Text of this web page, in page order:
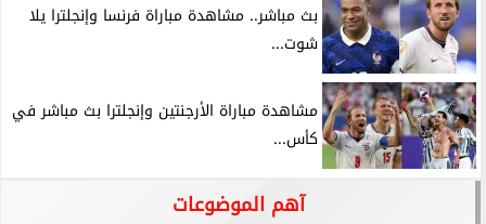
بث مباشر.. مشاهدة مباراة فرنسا وإنجلترا يلا
شوت...
مشاهدة مباراة الأرجنتين وإنجلترا بث مباشر في
كأس...
آهم الموضوعات